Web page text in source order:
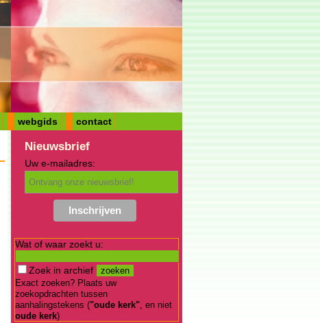
webgids contact
Nieuwsbrief
Uw e-mailadres:
Wat of waar zoekt u:
Zoek in archief
Exact zoeken? Plaats uw
zoekopdrachten tussen
aanhalingstekens ("oude kerk", en niet
oude kerk)